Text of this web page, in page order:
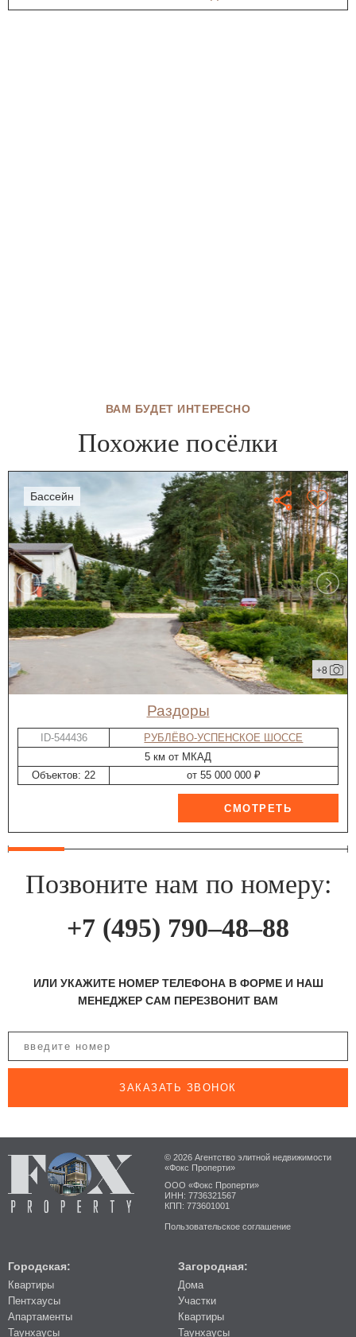
ВАМ БУДЕТ ИНТЕРЕСНО
Похожие посёлки
бассейн
+8
Раздоры
ID-544436
РУБЛЁВО-УСПЕНСКОЕ ШОССЕ
5 км от МКАД
Объектов: 22
от 55 000 000 ₽
Позвоните нам по номеру:
+7 (495) 790–48–88
ИЛИ УКАЖИТЕ НОМЕР ТЕЛЕФОНА В ФОРМЕ И НАШ
МЕНЕДЖЕР САМ ПЕРЕЗВОНИТ ВАМ
ЗАКАЗАТЬ ЗВОНОК
© 2026 Агентство элитной недвижимости
«Фокс Проперти»
ООО «Фокс Проперти»
ИНН: 7736321567
КПП: 773601001
Пользовательское соглашение
Городская:
Квартиры
Пентхаусы
Апартаменты
Таунхаусы
Загородная:
Дома
Участки
Квартиры
Таунхаусы